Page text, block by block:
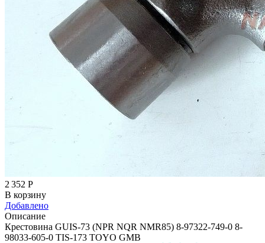
2 352 Р
В корзину
Добавлено
Описание
Крестовина GUIS-73 (NPR NQR NMR85) 8-97322-749-0 8-
98033-605-0 TIS-173 TOYO GMB